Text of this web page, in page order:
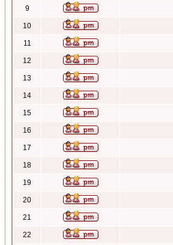
9
10
11
12
13
14
15
16
17
18
19
20
21
22